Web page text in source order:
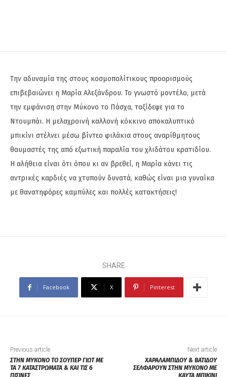
Την αδυναμία της στους κοσμοπολίτικους προορισμούς
επιβεβαιώνει η Μαρία Αλεξάνδρου. Το γνωστό μοντέλο, μετά
την εμφάνιση στην Μύκονο το Πάσχα, ταξίδεψε για το
Ντουμπάι. Η μελαχροινή καλλονή κόκκινο αποκαλυπτικό
μπικίνι στέλνει μέσω βίντεο φιλάκια στους αναρίθμητους
θαυμαστές της από εξωτική παραλία του χλιδάτου κρατιδίου.
Η αλήθεια είναι ότι όπου κι αν βρεθεί, η Μαρία κάνει τις
αντρικές καρδιές να χτυπούν δυνατά, καθώς είναι μια γυναίκα
με θανατηφόρες καμπύλες και πολλές κατακτήσεις!
SHARE
Facebook X Pinterest
Previous article
ΣΤΗΝ ΜΥΚΟΝΟ ΤΟ ΣΟΥΠΕΡ ΓΙΩΤ ΜΕ
ΤΑ 7 ΚΑΤΑΣΤΡΩΜΑΤΑ & ΚΑΙ ΤΙΣ 6
ΠΙΣΙΝΕΣ
Next article
ΧΑΡΑΛΑΜΠΙΔΟΥ & ΒΑΤΙΔΟΥ
ΣΕΛΦΑΡΟΥΝ ΣΤΗΝ ΜΥΚΟΝΟ ΜΕ
ΚΑΥΤΑ ΜΠΙΚΙΝΙ